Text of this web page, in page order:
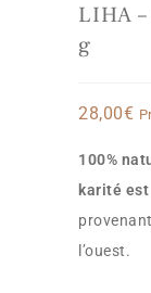
LIHA
g
28,00€
100%
karité
l’ouest.